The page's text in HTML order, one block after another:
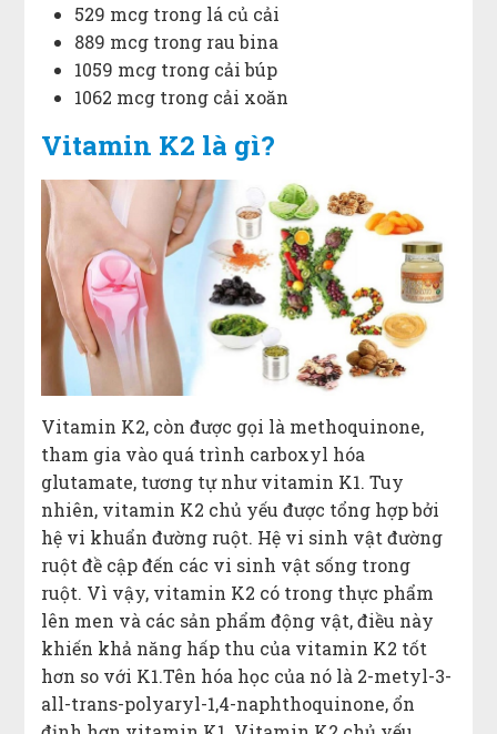
529 mcg trong lá củ cải
889 mcg trong rau bina
1059 mcg trong cải búp
1062 mcg trong cải xoăn
Vitamin K2 là gì?
Vitamin K2, còn được gọi là methoquinone,
tham gia vào quá trình carboxyl hóa
glutamate, tương tự như vitamin K1. Tuy
nhiên, vitamin K2 chủ yếu được tổng hợp bởi
hệ vi khuẩn đường ruột. Hệ vi sinh vật đường
ruột đề cập đến các vi sinh vật sống trong
ruột. Vì vậy, vitamin K2 có trong thực phẩm
lên men và các sản phẩm động vật, điều này
khiến khả năng hấp thu của vitamin K2 tốt
hơn so với K1.Tên hóa học của nó là 2-metyl-3-
all-trans-polyaryl-1,4-naphthoquinone, ổn